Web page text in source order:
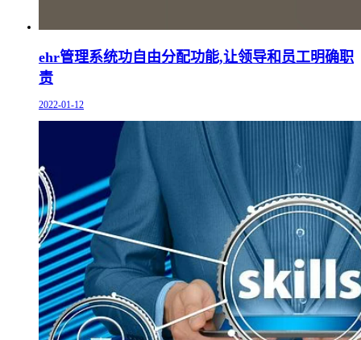
ehr管理系统功自由分配功能,让领导和员工明确职
责
2022-01-12